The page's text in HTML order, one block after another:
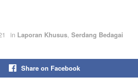
in Laporan Khusus, Serdang Bedagai
Share on Facebook